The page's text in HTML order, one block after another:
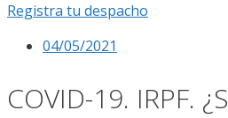
Registra tu despacho
04/05/2021
COVID-19. IRPF.